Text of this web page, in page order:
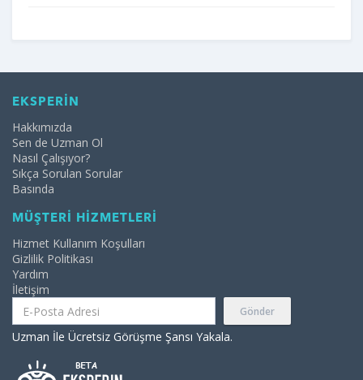
EKSPERİN
Hakkımızda
Sen de Uzman Ol
Nasıl Çalışıyor?
Sıkça Sorulan Sorular
Basında
MÜŞTERİ HİZMETLERİ
Hizmet Kullanım Koşulları
Gizlilik Politikası
Yardım
İletişim
Gönder
Uzman İle Ücretsiz Görüşme Şansı Yakala.